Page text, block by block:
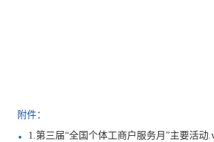
附件：
1.第三届“全国个体工商户服务月”主要活动